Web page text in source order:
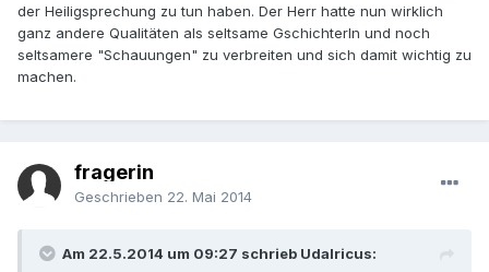
der Heiligsprechung zu tun haben. Der Herr hatte nun wirklich
ganz andere Qualitäten als seltsame Gschichterln und noch
seltsamere "Schauungen" zu verbreiten und sich damit wichtig zu
machen.
fragerin
Geschrieben 22. Mai 2014
Am 22.5.2014 um 09:27 schrieb Udalricus: